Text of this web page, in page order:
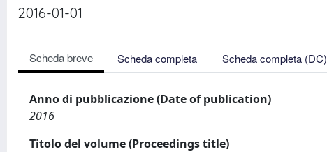
2016-01-01
Scheda breve Scheda completa Scheda completa (DC)
Anno di pubblicazione (Date of publication)
2016
Titolo del volume (Proceedings title)